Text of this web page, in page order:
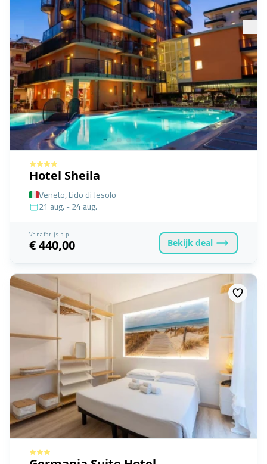
Hotel Sheila
Veneto, Lido di Jesolo
21 aug. - 24 aug.
Vanafprijs p.p.
€ 440,00 Bekijk deal